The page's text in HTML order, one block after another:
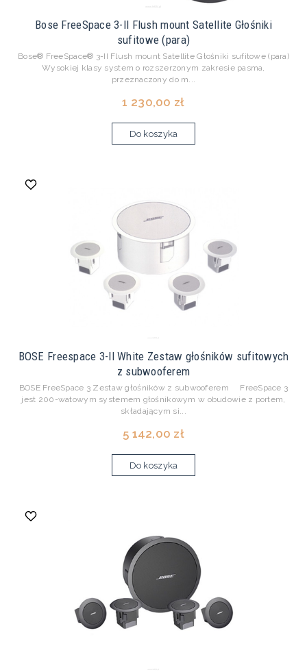
Bose FreeSpace 3-II Flush mount Satellite Głośniki
sufitowe (para)
Bose® FreeSpace® 3-II Flush mount Satellite Głośniki sufitowe (para)
Wysokiej klasy system o rozszerzonym zakresie pasma,
przeznaczony do m...
1 230,00 zł
Do koszyka
BOSE Freespace 3-II White Zestaw głośników sufitowych
z subwooferem
BOSE FreeSpace 3 Zestaw głośników z subwooferem FreeSpace 3
jest 200-watowym systemem głośnikowym w obudowie z portem,
składającym si...
5 142,00 zł
Do koszyka